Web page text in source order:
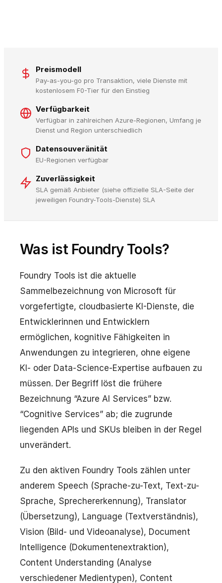
Preismodell
Pay-as-you-go pro Transaktion, viele Dienste mit
kostenlosem F0-Tier für den Einstieg
Verfügbarkeit
Verfügbar in zahlreichen Azure-Regionen, Umfang je
Dienst und Region unterschiedlich
Datensouveränität
EU-Regionen verfügbar
Zuverlässigkeit
SLA gemäß Anbieter (siehe offizielle SLA-Seite der
jeweiligen Foundry-Tools-Dienste) SLA
Was ist Foundry Tools?
Foundry Tools ist die aktuelle
Sammelbezeichnung von Microsoft für
vorgefertigte, cloudbasierte KI-Dienste, die
Entwicklerinnen und Entwicklern
ermöglichen, kognitive Fähigkeiten in
Anwendungen zu integrieren, ohne eigene
KI- oder Data-Science-Expertise aufbauen zu
müssen. Der Begriff löst die frühere
Bezeichnung “Azure AI Services” bzw.
“Cognitive Services” ab; die zugrunde
liegenden APIs und SKUs bleiben in der Regel
unverändert.
Zu den aktiven Foundry Tools zählen unter
anderem Speech (Sprache-zu-Text, Text-zu-
Sprache, Sprechererkennung), Translator
(Übersetzung), Language (Textverständnis),
Vision (Bild- und Videoanalyse), Document
Intelligence (Dokumentenextraktion),
Content Understanding (Analyse
verschiedener Medientypen), Content